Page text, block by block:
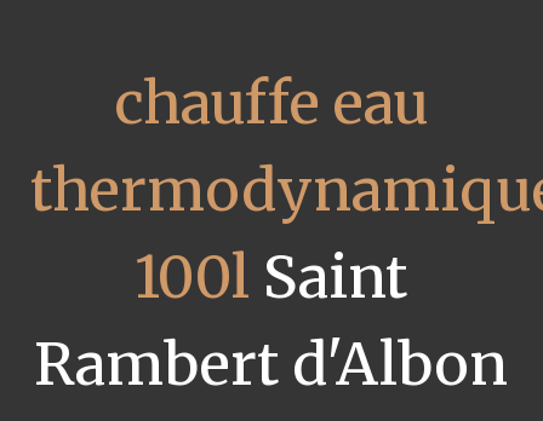
chauffe eau
100l Saint
Rambert d'Albon